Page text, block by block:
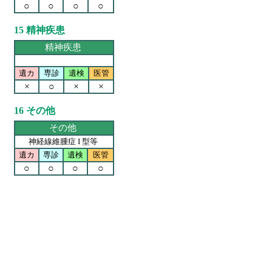
○ ○ ○ ○
15 精神疾患
精神疾患
遺カ 専診 遺検 医管
× ○ × ×
16 その他
その他
神経線維腫症 I 型等
遺カ
専診 遺検 医管
○ ○ ○ ○